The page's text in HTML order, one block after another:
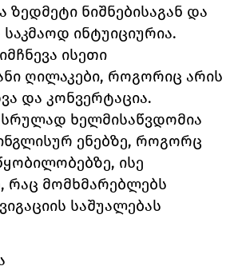
ზედმეტი ნიშნებისაგან და
ინტუიციურია.
ისეთი
და კონვერტაცია.
ხელმისაწვდომია
ენებზე, როგორც
ისე
რაც მომხმარებლებს
საშუალებას